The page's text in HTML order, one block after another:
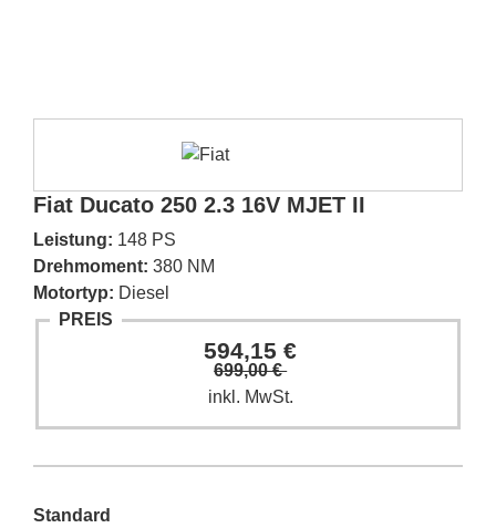
Fiat Ducato 250 2.3 16V MJET II
Leistung: 148 PS
Drehmoment: 380 NM
Motortyp: Diesel
PREIS
594,15 €
699,00 €
inkl. MwSt.
Standard